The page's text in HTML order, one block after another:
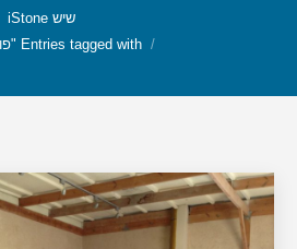
שיש iStone
Entries tagged with "פורטל שיש"